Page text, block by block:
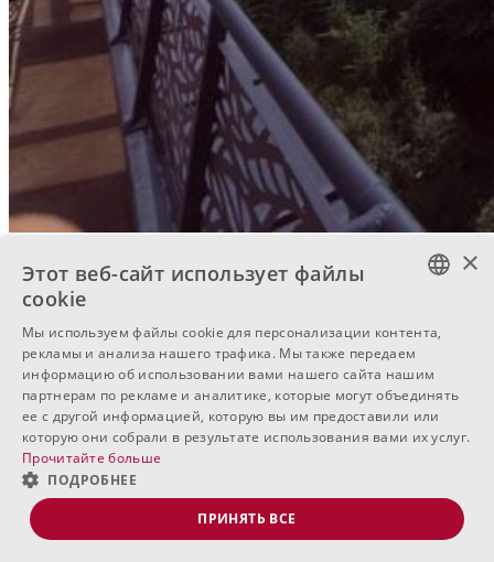
ENGLISH
RUSSIAN
×
Этот веб-сайт использует файлы
cookie
Мы используем файлы cookie для персонализации контента,
рекламы и анализа нашего трафика. Мы также передаем
информацию об использовании вами нашего сайта нашим
партнерам по рекламе и аналитике, которые могут объединять
ее с другой информацией, которую вы им предоставили или
которую они собрали в результате использования вами их услуг.
Прочитайте больше
ПОДРОБНЕЕ
ПРИНЯТЬ ВСЕ